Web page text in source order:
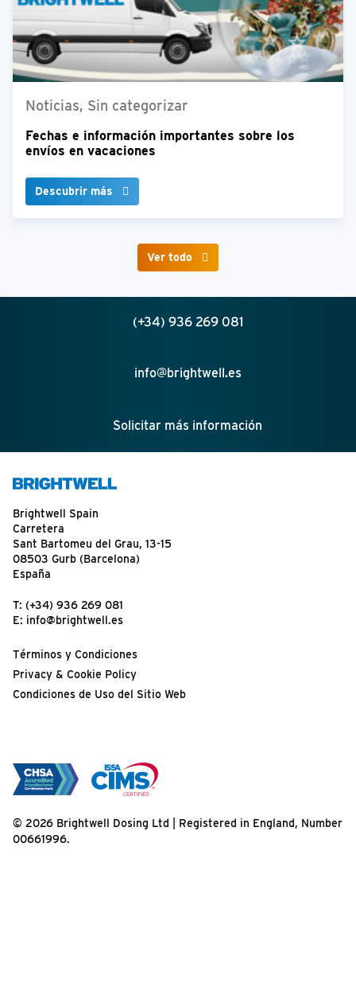
Noticias, Sin categorizar
Fechas e información importantes sobre los
envíos en vacaciones
Descubrir más
Ver todo
(+34) 936 269 081
info@brightwell.es
Solicitar más información
Brightwell Spain
Carretera
Sant Bartomeu del Grau, 13-15
08503 Gurb (Barcelona)
España
T: (+34) 936 269 081
E: info@brightwell.es
Términos y Condiciones
Privacy & Cookie Policy
Condiciones de Uso del Sitio Web
© 2026 Brightwell Dosing Ltd | Registered in England, Number
00661996.